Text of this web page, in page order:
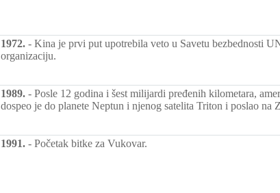
1972. - Kina je prvi put upotrebila veto u Savetu bezbednosti
organizaciju.
1989. - Posle 12 godina i šest milijardi pređenih kilometara,
dospeo je do planete Neptun i njenog satelita Triton i poslao na
1991. - Početak bitke za Vukovar.